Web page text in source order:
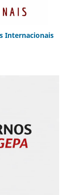
Internacionais